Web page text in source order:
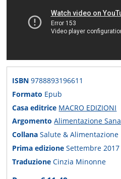
ISBN9788893196611
Formato Epub
Casa editrice MACRO EDIZIONI
ArgomentoAlimentazione Sana
CollanaSalute & Alimentazione
Prima edizioneSettembre 2017
TraduzioneCinzia Minonne